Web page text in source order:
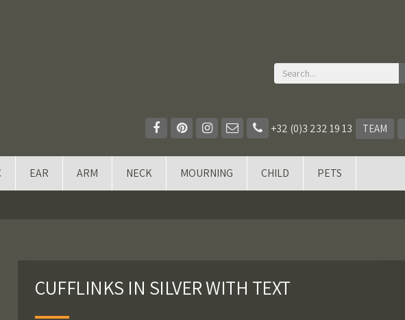
+32 (0)3 232 19 13 TEAM
EAR ARM NECK MOURNING CHILD PETS
CUFFLINKS IN SILVER WITH TEXT